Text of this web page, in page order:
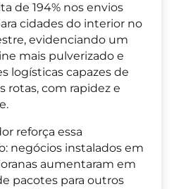
de 194% nos envios
cidades do interior no
evidenciando um
mais pulverizado e
logísticas capazes de
rotas, com rapidez e
reforça essa
negócios instalados em
aumentaram em
pacotes para outros